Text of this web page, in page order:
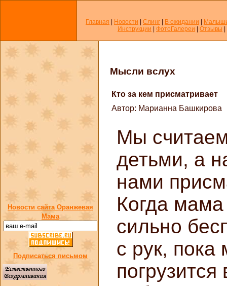
Главная Новости Слинг В ожидании
Инструкции
ФотоГалереи Отзывы
Новости сайта Оранжевая
Мама
Подписаться письмом
Мысли вслух
Кто за кем присматривает
Автор: Марианна Башкирова
Мы
детьми, а
нами
Когда
сильно
с рук,